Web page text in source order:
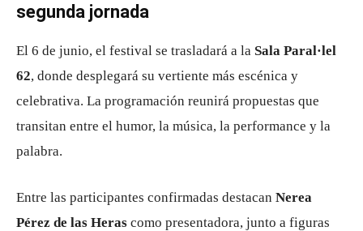
segunda jornada
El 6 de junio, el festival se trasladará a la Sala Paral·lel
62, donde desplegará su vertiente más escénica y
celebrativa. La programación reunirá propuestas que
transitan entre el humor, la música, la performance y la
palabra.
Entre las participantes confirmadas destacan Nerea
Pérez de las Heras como presentadora, junto a figuras